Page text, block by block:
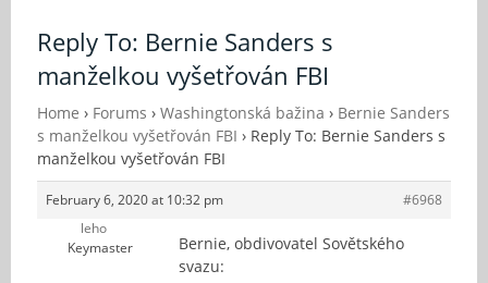
Fórum
O Nezvědavci
Reply To: Bernie Sanders s
manželkou vyšetřován FBI
Home › Forums › Washingtonská bažina › Bernie Sanders
s manželkou vyšetřován FBI › Reply To: Bernie Sanders s
manželkou vyšetřován FBI
February 6, 2020 at 10:32 pm
#6968
leho
Keymaster
Bernie, obdivovatel Sovětského
svazu: